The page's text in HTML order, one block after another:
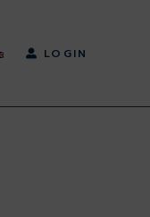
LOGIN